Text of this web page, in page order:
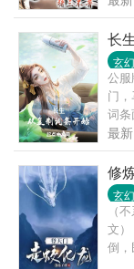
蚊
上，
慑人
你
代
书
星
VIP
504
长
玄幻
公
门
词
他
不
多
词条
里
词
条
升
最新
修
玄幻
（
文
倒